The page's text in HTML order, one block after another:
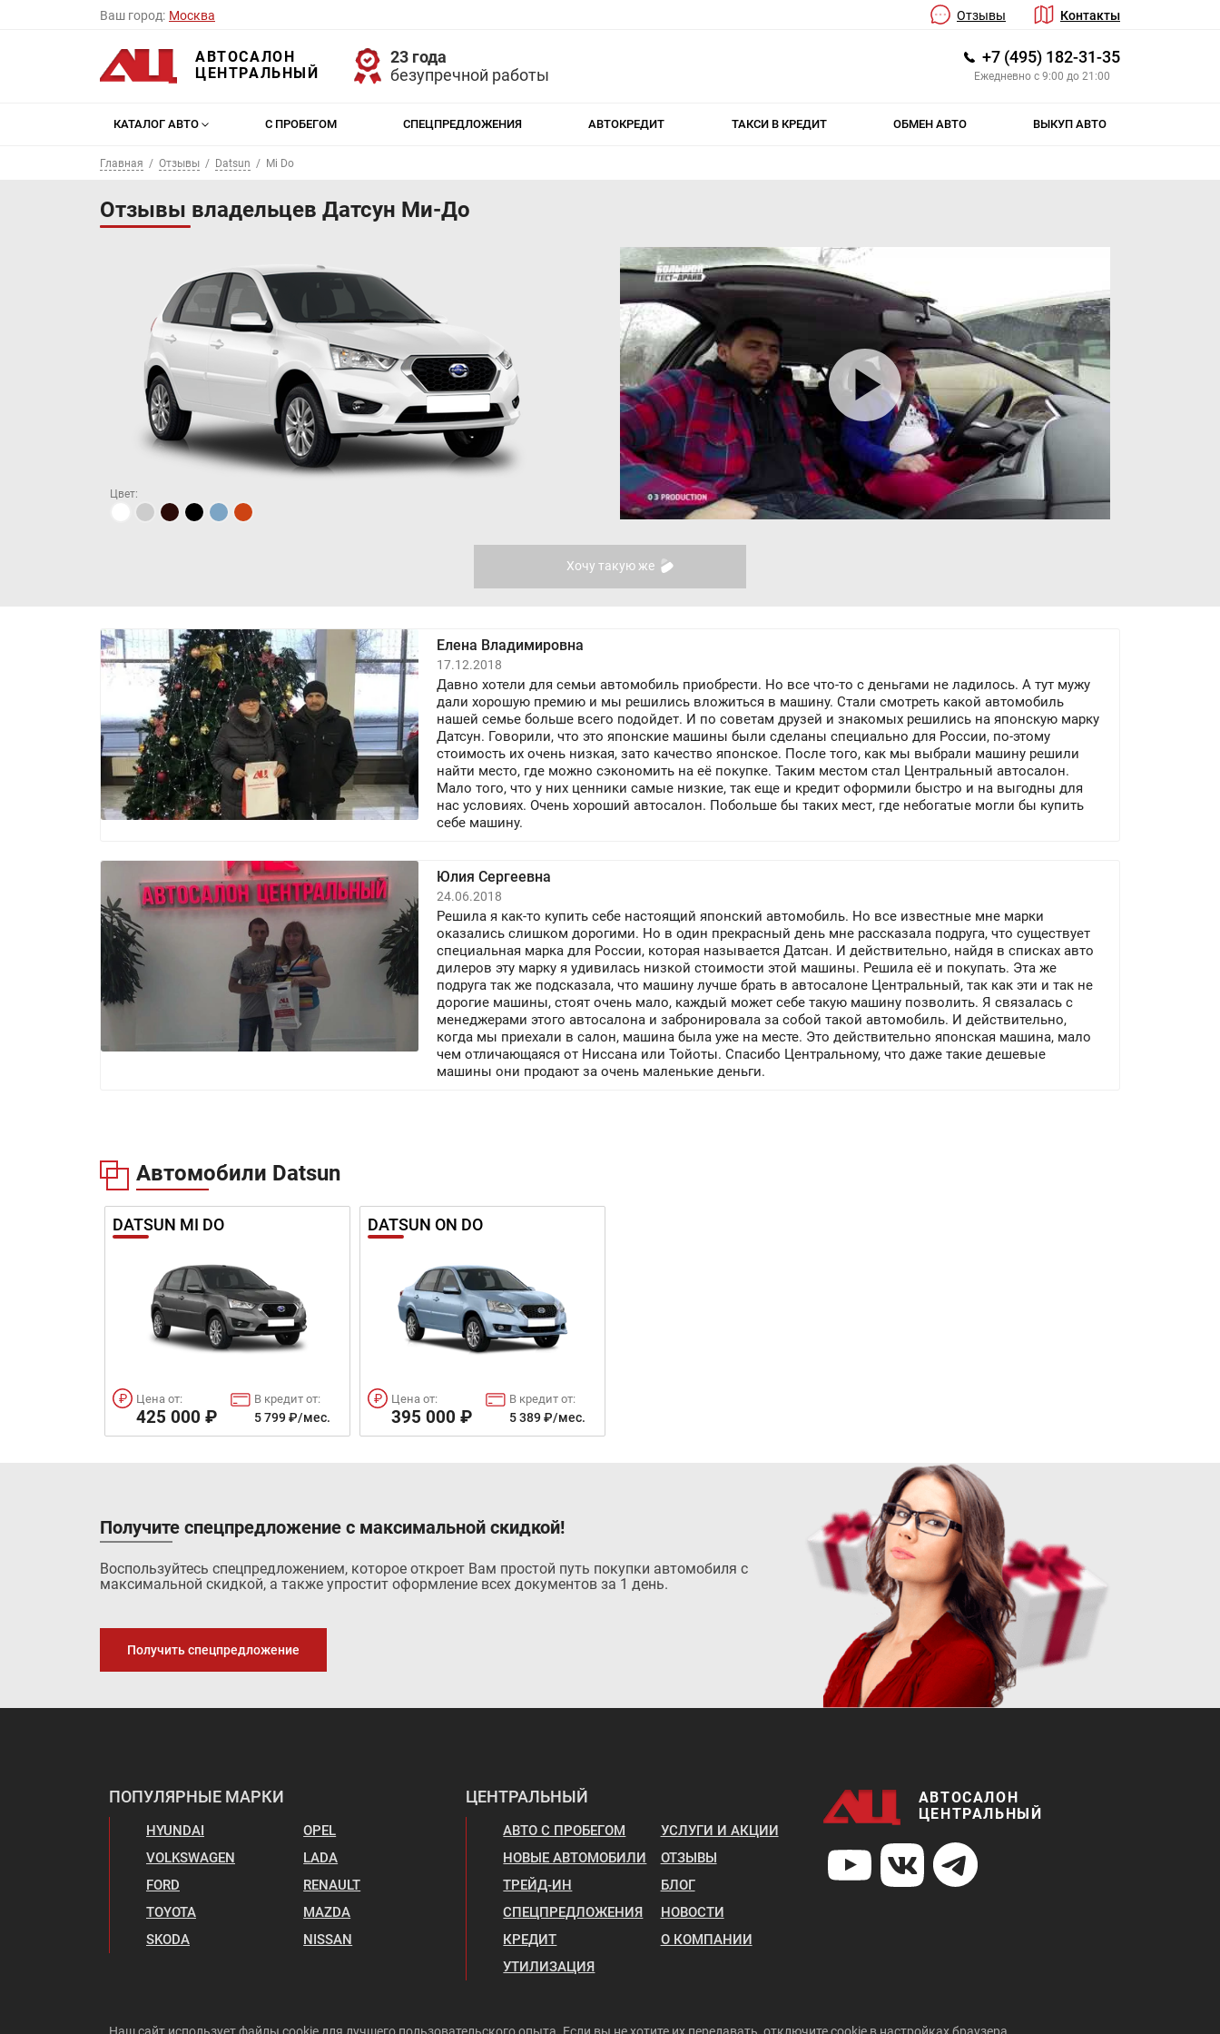
Ваш город: Москва Отзывы Контакты
АВТОСАЛОН
ЦЕНТРАЛЬНЫЙ
23 года
безупречной работы
+7 (495) 182-31-35
Ежедневно с 9:00 до 21:00
КАТАЛОГ АВТО С ПРОБЕГОМ СПЕЦПРЕДЛОЖЕНИЯ АВТОКРЕДИТ ТАКСИ В КРЕДИТ ОБМЕН АВТО ВЫКУП АВТО
Главная Отзывы Datsun Mi Do
Отзывы владельцев Датсун Ми-До
Цвет:
Хочу такую же
Елена Владимировна
17.12.2018
Давно хотели для семьи автомобиль приобрести. Но все что-то с деньгами не ладилось. А тут мужу
дали хорошую премию и мы решились вложиться в машину. Стали смотреть какой автомобиль
нашей семье больше всего подойдет. И по советам друзей и знакомых решились на японскую марку
Датсун. Говорили, что это японские машины были сделаны специально для России, по-этому
стоимость их очень низкая, зато качество японское. После того, как мы выбрали машину решили
найти место, где можно сэкономить на её покупке. Таким местом стал Центральный автосалон.
Мало того, что у них ценники самые низкие, так еще и кредит оформили быстро и на выгодны для
нас условиях. Очень хороший автосалон. Побольше бы таких мест, где небогатые могли бы купить
себе машину.
Юлия Сергеевна
24.06.2018
Решила я как-то купить себе настоящий японский автомобиль. Но все известные мне марки
оказались слишком дорогими. Но в один прекрасный день мне рассказала подруга, что существует
специальная марка для России, которая называется Датсан. И действительно, найдя в списках авто
дилеров эту марку я удивилась низкой стоимости этой машины. Решила её и покупать. Эта же
подруга так же подсказала, что машину лучше брать в автосалоне Центральный, так как эти и так не
дорогие машины, стоят очень мало, каждый может себе такую машину позволить. Я связалась с
менеджерами этого автосалона и забронировала за собой такой автомобиль. И действительно,
когда мы приехали в салон, машина была уже на месте. Это действительно японская машина, мало
чем отличающаяся от Ниссана или Тойоты. Спасибо Центральному, что даже такие дешевые
машины они продают за очень маленькие деньги.
Автомобили Datsun
DATSUN MI DO
Цена от:
425 000 ₽
В кредит от:
5 799 ₽/мес.
DATSUN ON DO
Цена от:
395 000 ₽
В кредит от:
5 389 ₽/мес.
Получите спецпредложение с максимальной скидкой!
Воспользуйтесь спецпредложением, которое откроет Вам простой путь покупки автомобиля с
максимальной скидкой, а также упростит оформление всех документов за 1 день.
Получить спецпредложение
ПОПУЛЯРНЫЕ МАРКИ
HYUNDAI
VOLKSWAGEN
FORD
TOYOTA
SKODA
OPEL
LADA
RENAULT
MAZDA
NISSAN
ЦЕНТРАЛЬНЫЙ
АВТО С ПРОБЕГОМ
НОВЫЕ АВТОМОБИЛИ
ТРЕЙД-ИН
СПЕЦПРЕДЛОЖЕНИЯ
КРЕДИТ
УТИЛИЗАЦИЯ
УСЛУГИ И АКЦИИ
ОТЗЫВЫ
БЛОГ
НОВОСТИ
О КОМПАНИИ
АВТОСАЛОН
ЦЕНТРАЛЬНЫЙ